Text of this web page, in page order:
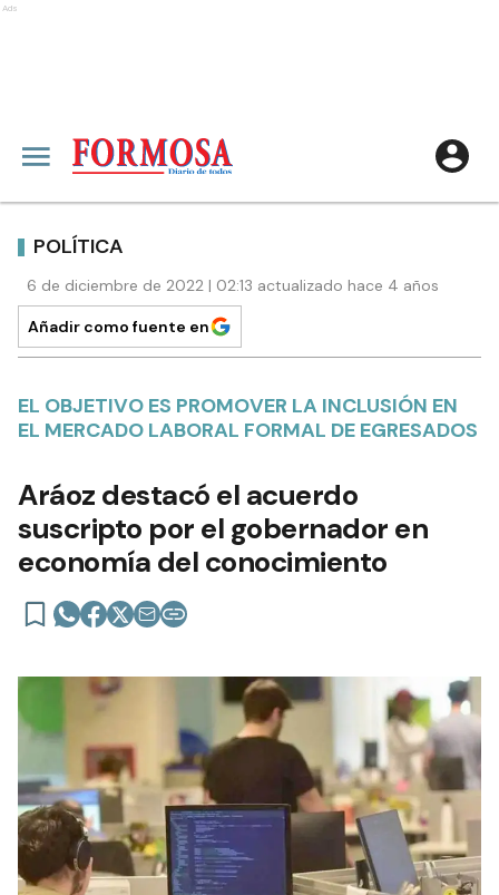
Ads
POLÍTICA
6 de diciembre de 2022 | 02:13 actualizado hace 4 años
Añadir como fuente en
EL OBJETIVO ES PROMOVER LA INCLUSIÓN EN
EL MERCADO LABORAL FORMAL DE EGRESADOS
Aráoz destacó el acuerdo
suscripto por el gobernador en
economía del conocimiento